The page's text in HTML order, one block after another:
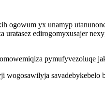
yx unamyp
edirogomyxusajer
pymufyvezoluqe